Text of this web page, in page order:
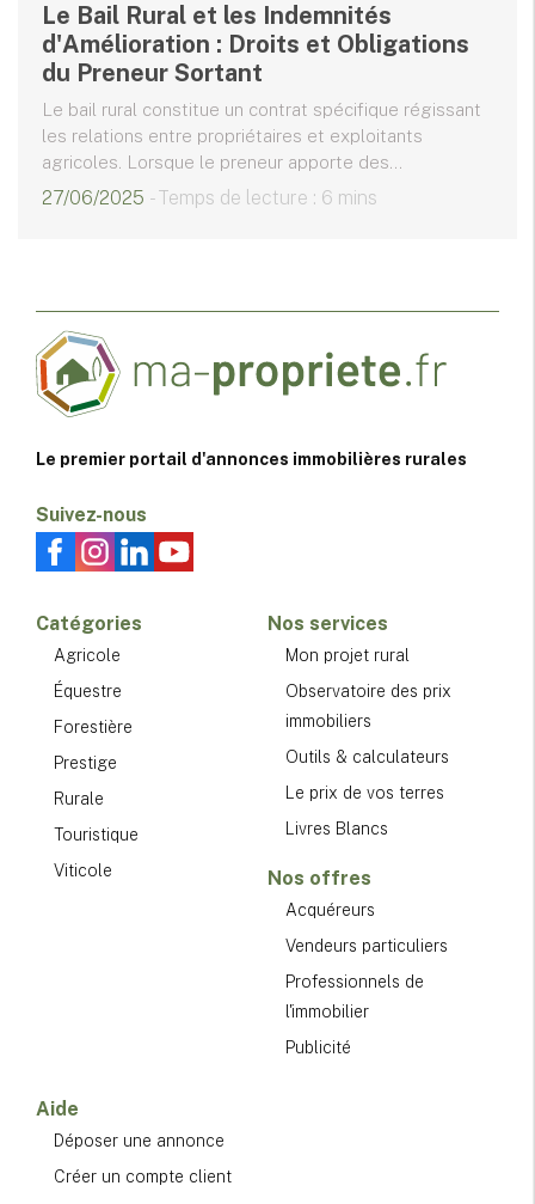
Le Bail Rural et les Indemnités
d'Amélioration : Droits et Obligations
du Preneur Sortant
Le bail rural constitue un contrat spécifique régissant
les relations entre propriétaires et exploitants
agricoles. Lorsque le preneur apporte des...
27/06/2025 - Temps de lecture : 6 mins
Le premier portail d'annonces immobilières rurales
Suivez-nous
Catégories
Agricole
Équestre
Forestière
Prestige
Rurale
Touristique
Viticole
Nos services
Mon projet rural
Observatoire des prix
immobiliers
Outils & calculateurs
Le prix de vos terres
Livres Blancs
Nos offres
Acquéreurs
Vendeurs particuliers
Professionnels de
l'immobilier
Publicité
Aide
Déposer une annonce
Créer un compte client